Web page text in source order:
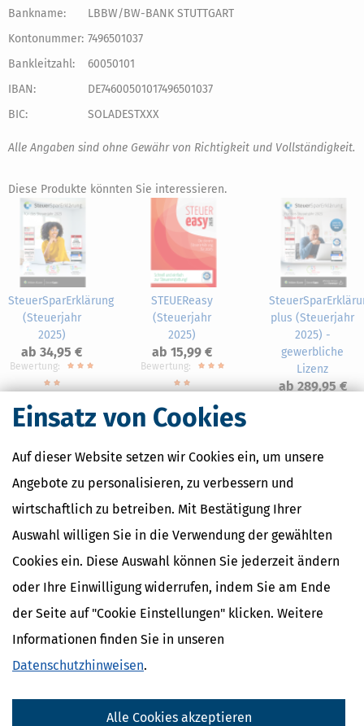
Einsatz von Cookies
Auf dieser Website setzen wir Cookies ein, um unsere
Angebote zu personalisieren, zu verbessern und
wirtschaftlich zu betreiben. Mit Bestätigung Ihrer
Auswahl willigen Sie in die Verwendung der gewählten
Cookies ein. Diese Auswahl können Sie jederzeit ändern
oder Ihre Einwilligung widerrufen, indem Sie am Ende
der Seite auf "Cookie Einstellungen" klicken. Weitere
Informationen finden Sie in unseren
Datenschutzhinweisen.
Alle Cookies akzeptieren
Bankname:
LBBW/BW-BANK STUTTGART
Kontonummer: 7496501037
Bankleitzahl:
60050101
IBAN:
DE74600501017496501037
BIC:
SOLADESTXXX
Alle Angaben sind ohne Gewähr von Richtigkeit und Vollständigkeit.
Diese Produkte könnten Sie interessieren.
SteuerSparErklärung
(Steuerjahr
2025)
ab 34,95 €
Bewertung:
STEUEReasy
(Steuerjahr
2025)
ab 15,99 €
Bewertung:
plus (Steuerjahr
2025) -
gewerbliche
Lizenz
ab 289,95 €
Nahe Finanzämter
Finanzamt Schwetzingen
Finanzamtsuche